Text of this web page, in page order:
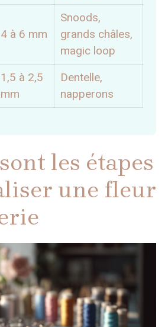
4 à 6 mm
Snoods,
grands châles,
magic loop
1,5 à 2,5
mm
Dentelle,
napperons
les étapes
une fleur